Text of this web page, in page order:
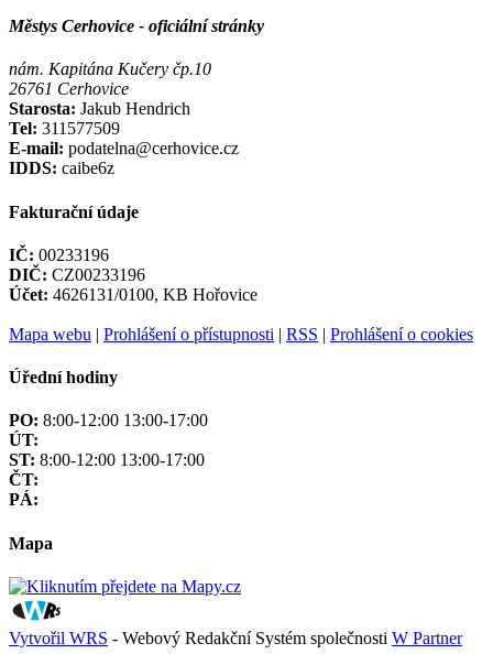
Městys Cerhovice - oficiální stránky
nám. Kapitána Kučery čp.10
26761 Cerhovice
Starosta: Jakub Hendrich
Tel: 311577509
E-mail: podatelna@cerhovice.cz
IDDS: caibe6z
Fakturační údaje
IČ: 00233196
DIČ: CZ00233196
Účet: 4626131/0100, KB Hořovice
Mapa webu | Prohlášení o přístupnosti | RSS | Prohlášení o cookies
Úřední hodiny
PO: 8:00-12:00 13:00-17:00
ÚT:
ST: 8:00-12:00 13:00-17:00
ČT:
PÁ:
Mapa
Vytvořil WRS - Webový Redakční Systém společnosti W Partner